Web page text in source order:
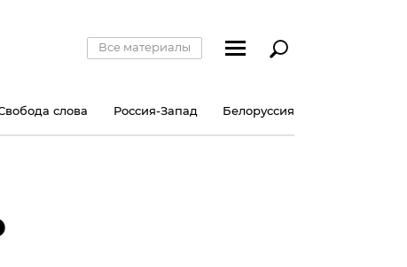
Все материалы
слова Россия-Запад Белоруссия